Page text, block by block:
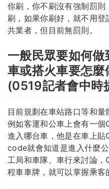
你刷，你不刷沒有強制罰則
刷，如果你刷好，就不用登
共業者，但目前無罰則。
一般民眾要如何
車或搭火車要怎麼
(0519記者會中時
目前規劃在車站路口等和量
例如客運和公車上會有一
進入哪台車，他是在車上
code就會知道是進入什麼
工局和車隊、車行來討論
程車車牌，就可以掌握乘客